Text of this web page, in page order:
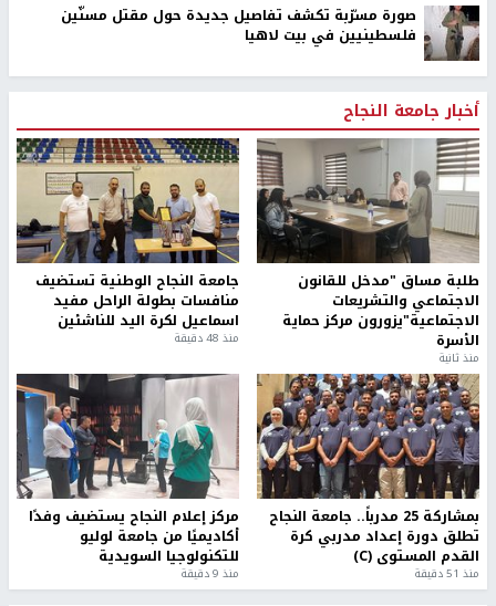
صورة مسرّبة تكشف تفاصيل جديدة حول مقتل مسنّين
فلسطينيين في بيت لاهيا
أخبار جامعة النجاح
طلبة مساق "مدخل للقانون
الاجتماعي والتشريعات
الاجتماعية"يزورون مركز حماية
الأسرة
منذ ثانية
جامعة النجاح الوطنية تستضيف
منافسات بطولة الراحل مفيد
اسماعيل لكرة اليد للناشئين
منذ 48 دقيقة
بمشاركة 25 مدرباً.. جامعة النجاح
تطلق دورة إعداد مدربي كرة
القدم المستوى (C)
منذ 51 دقيقة
مركز إعلام النجاح يستضيف وفدًا
أكاديميًا من جامعة لوليو
للتكنولوجيا السويدية
منذ 9 دقيقة